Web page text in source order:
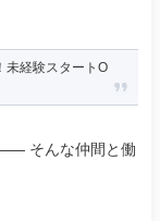
未経験スタートO
そんな仲間と働